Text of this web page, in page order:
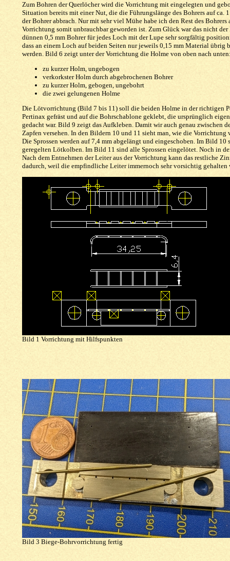
Zum Bohren der Querlöcher wird die Vorrichtung mit eingelegten und
Situation bereits mit einer Nut, die die Führungslänge des Bohrers auf
der Bohrer abbrach. Nur mit sehr viel Mühe habe ich den Rest des
Vorrichtung somit unbrauchbar geworden ist. Zum Glück war das nicht
dünnen 0,5 mm Bohrer für jedes Loch mit der Lupe sehr sorgfältig
dass an einem Loch auf beiden Seiten nur jeweils 0,15 mm Material
werden. Bild 6 zeigt unter der Vorrichtung die Holme von oben nach
zu kurzer Holm, ungebogen
verkorkster Holm durch abgebrochenen Bohrer
zu kurzer Holm, gebogen, ungebohrt
die zwei gelungenen Holme
Die Lötvorrichtung (Bild 7 bis 11) soll die beiden Holme in der richtigen
Pertinax gefräst und auf die Bohrschablone geklebt, die ursprünglich
gedacht war. Bild 9 zeigt das Aufkleben. Damit wir auch genau zwischen
Zapfen versehen. In den Bildern 10 und 11 sieht man, wie die
Die Sprossen werden auf 7,4 mm abgelängt und eingeschoben. Im Bild
geregelten Lötkolben. Im Bild 11 sind alle Sprossen eingelötet. Noch in
Nach dem Entnehmen der Leiter aus der Vorrichtung kann das restliche
dadurch, weil die empfindliche Leiter immernoch sehr vorsichtig gehalten
Bild 1 Vorrichtung mit Hilfspunkten
Bild 3 Biege-Bohrvorrichtung fertig